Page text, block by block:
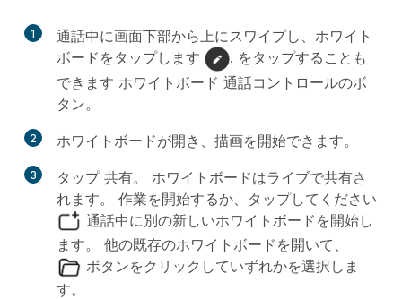
1
通話中に画面下部から上にスワイプし、ホワイト
ボードをタップします
. をタップすることも
できます ホワイトボード 通話コントロールのボ
タン。
2 ホワイトボードが開き、描画を開始できます。
3 タップ 共有。 ホワイトボードはライブで共有さ
れます。 作業を開始するか、タップしてください
通話中に別の新しいホワイトボードを開始し
ます。 他の既存のホワイトボードを開いて、
ボタンをクリックしていずれかを選択しま
す。